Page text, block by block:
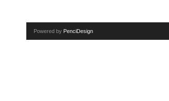
Powered by PenciDesign